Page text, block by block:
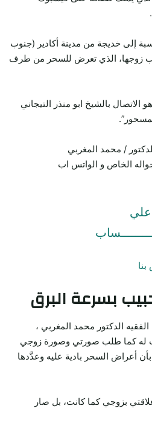
إلى خديجة من مدينة أكادير (جنوب
زوجها، الذي تعرض للسحر من طرف
الاتصال بالشيخ ابو منذر التيجاني
/ محمد المغربي
الخاص و الواتس اب
علي
بنا
بسرعة البرق
الدكتور محمد المغربي ،
له كما طلب صورتي وصورة زوجي
أعراض السحر بادية عليه وعدَّدها
بزوجي كما كانت، بل صار